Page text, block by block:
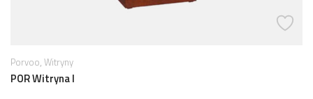
Porvoo, Witryny
POR Witryna I